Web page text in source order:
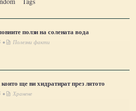
ползи на солената вода
• Полезни факти
ще ви хидратират през лятото
• Хранене